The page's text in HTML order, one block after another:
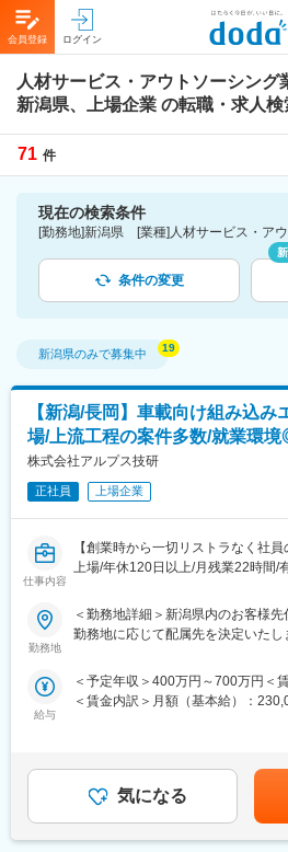
会員登録 ログイン
人材サービス・アウトソーシング
新潟県、上場企業 の転職・求人検
71 件
現在の検索条件
条件の変更
新潟県のみで募集中
【新潟/長岡】車載向け組み込み
場/上流工程の案件多数/就業環
株式会社アルプス技研
正社員 上場企業
仕事内容
【創業時から一切リストラなく社
上場/年休120日以上/月残業22時間/
■業務内容：
・自動車向けメータのグラフィック
・計器制御ソフトの診断自動化シス
■特徴：請負の設計事務所として、
は、技術者派遣／請負・受託開発
ます。メーカーによる圧倒的な支
としており、堅実さが一番の特徴
勤務地
＜勤務地詳細＞新潟県内のお客様
勤務地に応じて配属先を決定いた
給与
＜予定年収＞400万円～700万円＜
＜賃金内訳＞月額（基本給）：
円（28歳、役職なし、経験4年）、
ャー補佐、経験8年）、7,000,000
12年）賃金はあくまでも目安の金
る可能性があります。月給(月額)は
気になる